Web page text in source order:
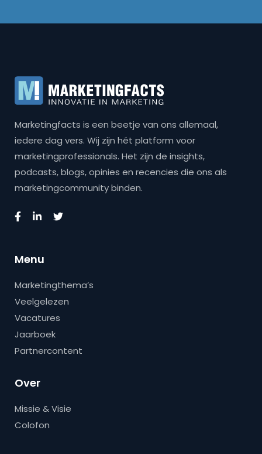
Marketingfacts is een beetje van ons allemaal,
iedere dag vers. Wij zijn hét platform voor
marketingprofessionals. Het zijn de insights,
podcasts, blogs, opinies en recencies die ons als
marketingcommunity binden.
Menu
Marketingthema’s
Veelgelezen
Vacatures
Jaarboek
Partnercontent
Over
Missie & Visie
Colofon